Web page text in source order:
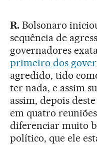
R. Bolsonaro
sequência de
governadores
primeiro dos
agredido, tido
ter nada, e assim
assim, depois
em quatro
diferenciar muito
político, que ele